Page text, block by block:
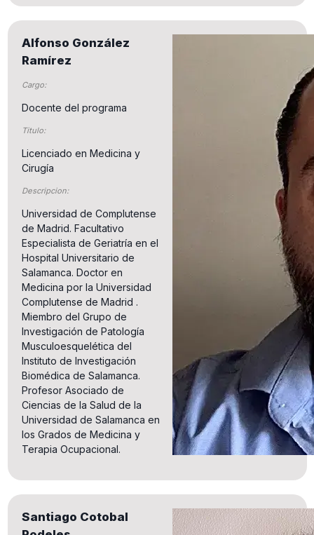
Alfonso González
Ramírez
Cargo:
Docente del programa
Titulo:
Licenciado en Medicina y
Cirugía
Descripcion:
Universidad de Complutense
de Madrid. Facultativo
Especialista de Geriatría en el
Hospital Universitario de
Salamanca. Doctor en
Medicina por la Universidad
Complutense de Madrid .
Miembro del Grupo de
Investigación de Patología
Musculoesquelética del
Instituto de Investigación
Biomédica de Salamanca.
Profesor Asociado de
Ciencias de la Salud de la
Universidad de Salamanca en
los Grados de Medicina y
Terapia Ocupacional.
Santiago Cotobal